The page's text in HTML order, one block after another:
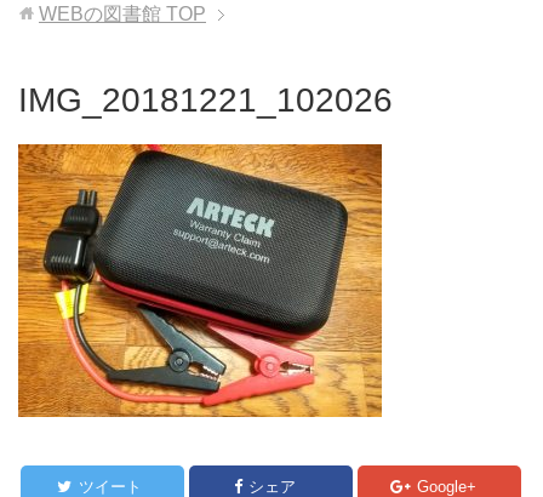
WEBの図書館 TOP
IMG_20181221_102026
ツイート シェア Google+